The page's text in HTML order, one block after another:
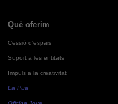
Què oferim
Cessió d'espais
Suport a les entitats
Impuls a la creativitat
La Pua